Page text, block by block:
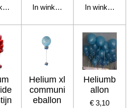
In winkelwagen In
Helium xl
communi
eballon
Heliumb
allon
€ 3,10